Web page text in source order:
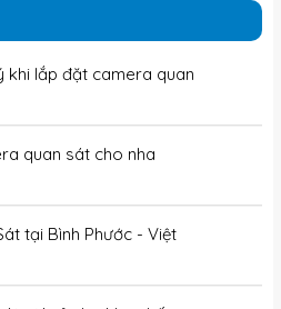
khi lắp đặt camera quan
quan sát cho nha
tại Bình Phước - Việt